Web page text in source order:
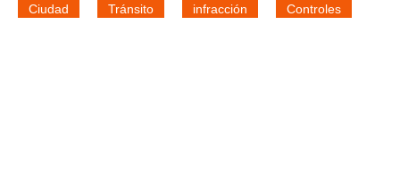
Ciudad Tránsito infracción Controles